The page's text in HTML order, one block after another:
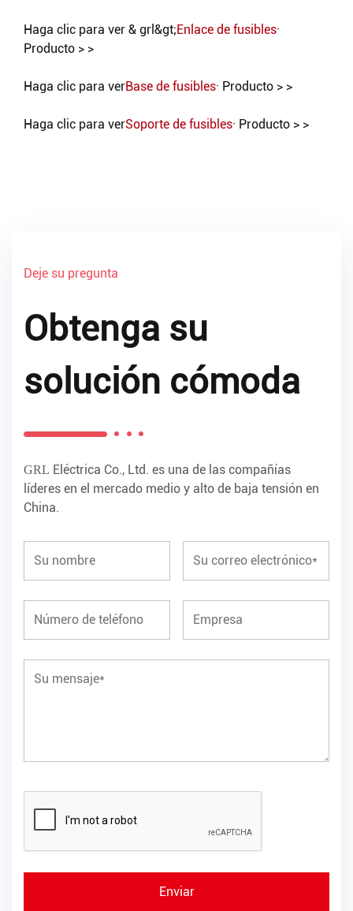
Haga clic para ver & grl&gt;Enlace de fusibles·
Producto > >
Haga clic para verBase de fusibles· Producto > >
Haga clic para verSoporte de fusibles· Producto > >
Deje su pregunta
Obtenga su
solución cómoda
GRL Eléctrica Co., Ltd. es una de las compañías
líderes en el mercado medio y alto de baja tensión en
China.